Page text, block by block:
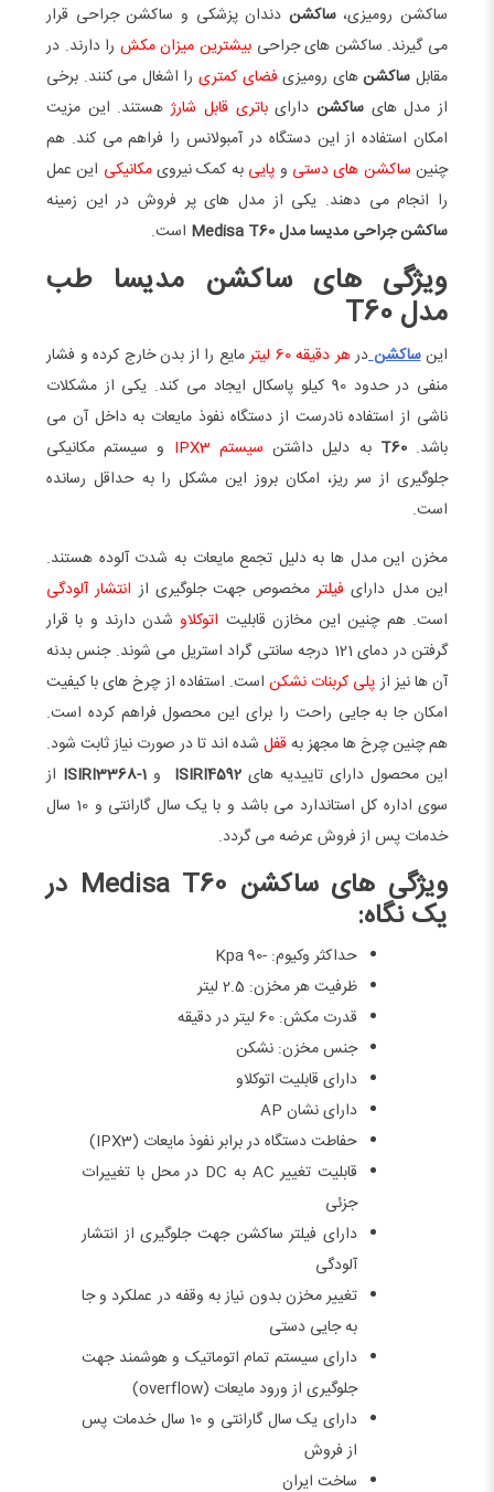
ساکشن رومیزی،ساکشن دندان پزشکی و ساکشن جراحی قرار
می گیرند. ساکشن های جراحی بیشترین میزان مکش را دارند. در
مقابل ساکشنهای رومیزی فضای کمتری را اشغال می کنند. برخی
از مدل هایساکشن دارایباتری قابل شارژهستند. این مزیت
امکان استفاده از این دستگاه در آمبولانس را فراهم می کند. هم
چنین ساکشن های دستی و پایی به کمک نیرویمکانیکی این عمل
را انجام می دهند. یکی از مدل های پر فروش در این زمینه
ساکشن جراحی مدیسا مدل Medisa T60
است.
ویژگی های ساکشن مدیسا طب
مدل T60
اینساکشندرهر دقیقه 60 لیتر
مایع را از بدن خارج کرده و فشار
منفی در حدود 90 کیلو پاسکال ایجاد می کند. یکی از مشکلات
ناشی از استفاده نادرست از دستگاه نفوذ مایعات به داخل آن می
باشد.T60 به دلیل داشتن سیستم IPX3
و سیستم مکانیکی
جلوگیری از سر ریز، امکان بروز این مشکل را به حداقل رسانده
است.
مخزن این مدل ها به دلیل تجمع مایعات به شدت آلوده هستند.
این مدل دارای فیلترمخصوص جهت جلوگیری از انتشار آلودگی
است. هم چنین این مخازن قابلیت اتوکلاو شدن دارند و با قرار
گرفتن در دمای 121 درجه سانتی گراد استریل می شوند. جنس بدنه
آن ها نیز از پلی کربنات نشکناست. استفاده از چرخ های با کیفیت
امکان جا به جایی راحت را برای این محصول فراهم کرده است.
هم چنین چرخ ها مجهز به قفل شده اند تا در صورت نیاز ثابت شود.
این محصول دارای تاییدیه های ISIRI4592 و ISIRI3368-1 از
سوی اداره کل استاندارد می باشد و با یک سال گارانتی و 10 سال
خدمات پس از فروش عرضه می گردد.
ویژگی های ساکشن Medisa T60 در
یک نگاه:
حداکثر وکیوم: -90 Kpa
ظرفیت هر مخزن: 2.5 لیتر
قدرت مکش: 60 لیتر در دقیقه
جنس مخزن: نشکن
دارای قابلیت اتوکلاو
دارای نشان AP
حفاطت دستگاه در برابر نفوذ مایعات (IPX3)
قابلیت تغییر AC به DC در محل با تغییرات
جزئی
دارای فیلتر ساکشن جهت جلوگیری از انتشار
آلودگی
تغییر مخزن بدون نیاز به وقفه در عملکرد و جا
به جایی دستی
دارای سیستم تمام اتوماتیک و هوشمند جهت
جلوگیری از ورود مایعات (overflow)
دارای یک سال گارانتی و 10 سال خدمات پس
از فروش
ساخت ایران